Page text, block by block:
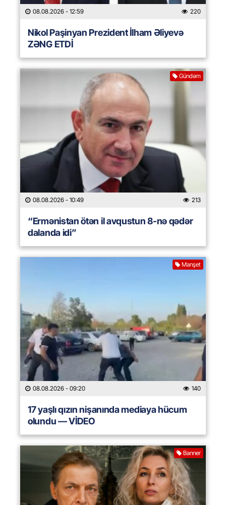
08.08.2026 - 12:59 220
Nikol Paşinyan Prezident İlham Əliyevə
ZƏNG ETDİ
Gündəm
08.08.2026 - 10:49 213
“Ermənistan ötən il avqustun 8-nə qədər
dalanda idi”
Manşet
08.08.2026 - 09:20 140
17 yaşlı qızın nişanında mediaya hücum
olundu — VİDEO
Banner